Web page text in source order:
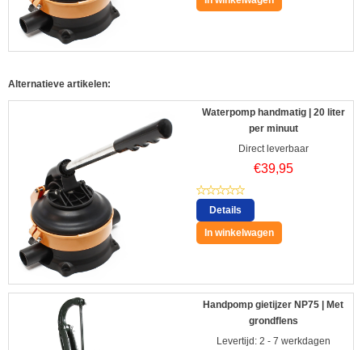
Alternatieve artikelen:
Waterpomp handmatig | 20 liter
per minuut
Direct leverbaar
€39,95
Details
In winkelwagen
Handpomp gietijzer NP75 | Met
grondflens
Levertijd: 2 - 7 werkdagen